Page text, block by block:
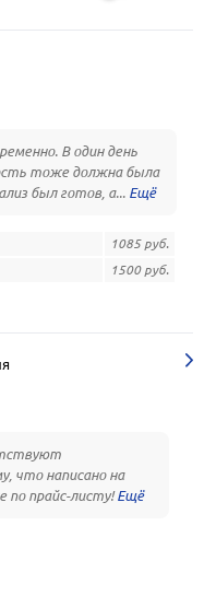
В один день
тоже должна была
был готов, а...
1085 руб.
1500 руб.
что написано на
по прайс-листу!